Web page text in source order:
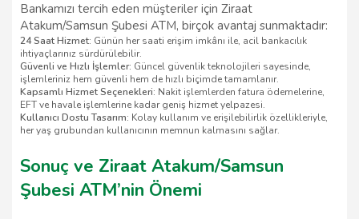
Bankamızı tercih eden müşteriler için Ziraat
Atakum/Samsun Şubesi ATM, birçok avantaj sunmaktadır:
24 Saat Hizmet: Günün her saati erişim imkânı ile, acil bankacılık
ihtiyaçlarınız sürdürülebilir.
Güvenli ve Hızlı İşlemler: Güncel güvenlik teknolojileri sayesinde,
işlemleriniz hem güvenli hem de hızlı biçimde tamamlanır.
Kapsamlı Hizmet Seçenekleri: Nakit işlemlerden fatura ödemelerine,
EFT ve havale işlemlerine kadar geniş hizmet yelpazesi.
Kullanıcı Dostu Tasarım: Kolay kullanım ve erişilebilirlik özellikleriyle,
her yaş grubundan kullanıcının memnun kalmasını sağlar.
Sonuç ve Ziraat Atakum/Samsun
Şubesi ATM’nin Önemi